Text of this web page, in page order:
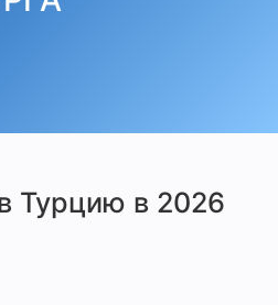
Турцию в 2026